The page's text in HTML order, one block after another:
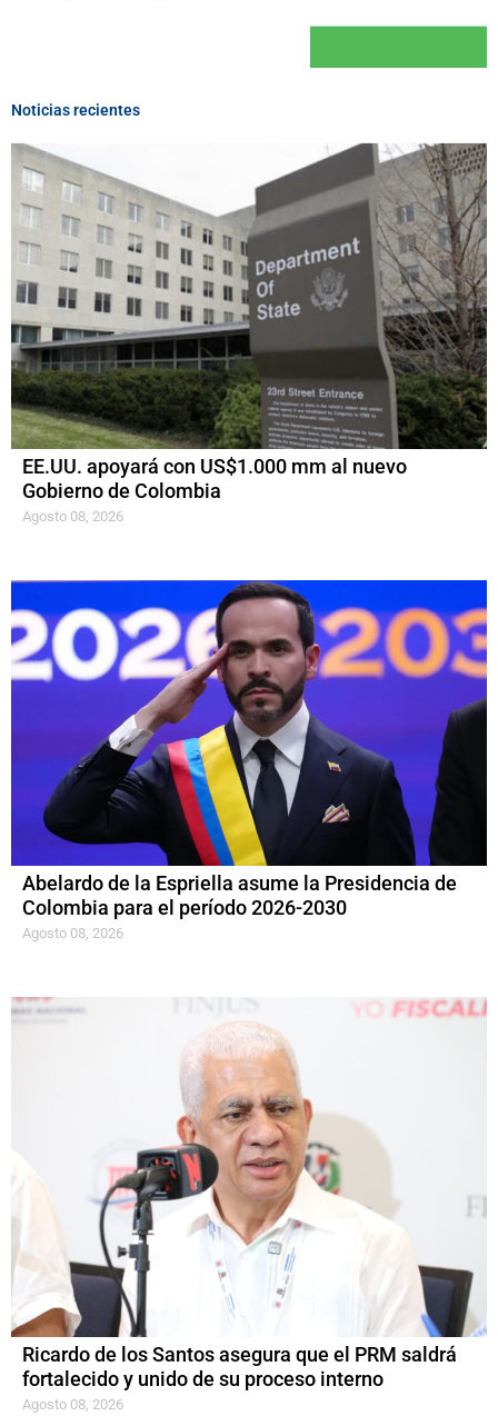
Noticias recientes
EE.UU. apoyará con US$1.000 mm al nuevo
Gobierno de Colombia
Agosto 08, 2026
Abelardo de la Espriella asume la Presidencia de
Colombia para el período 2026-2030
Agosto 08, 2026
Ricardo de los Santos asegura que el PRM saldrá
fortalecido y unido de su proceso interno
Agosto 08, 2026